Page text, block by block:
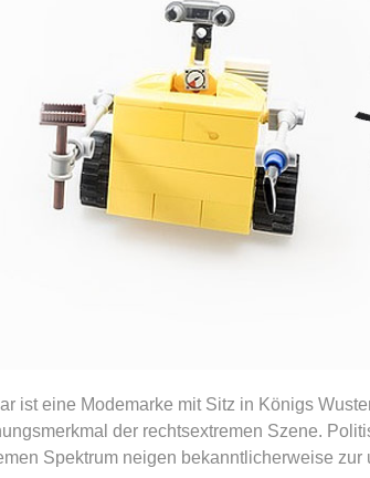
ist eine Modemarke mit Sitz in Königs
der rechtsextremen Szene.
Spektrum neigen bekanntlicherweise